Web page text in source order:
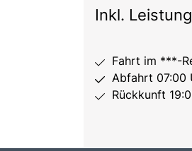
Inkl.
Fahrt im ***-
Abfahrt 07:00
Rückkunft